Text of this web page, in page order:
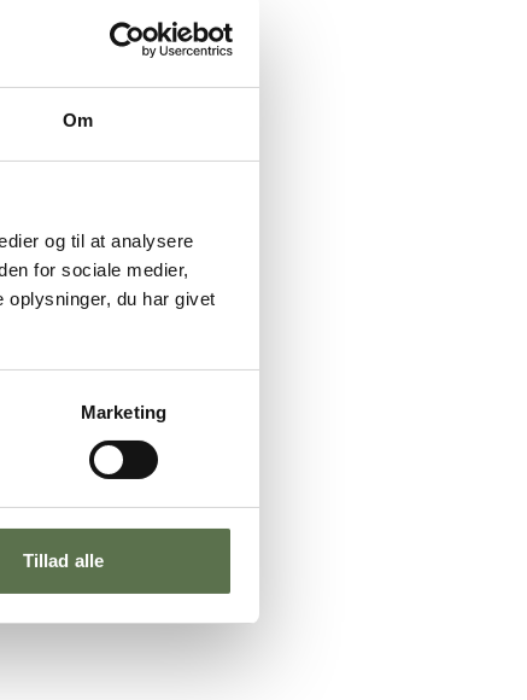
Om
og til at analysere
for sociale medier,
oplysninger, du har givet
Marketing
Tillad alle